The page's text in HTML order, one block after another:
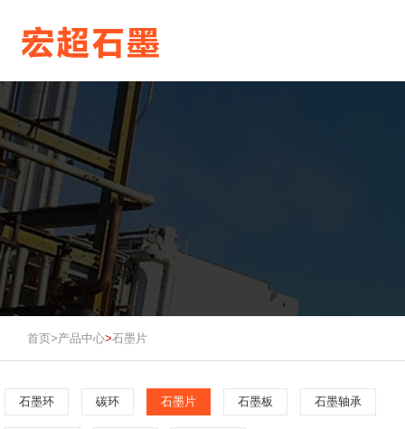
首页>产品中心>石墨片
石墨环 碳环 石墨片 石墨板 石墨轴承